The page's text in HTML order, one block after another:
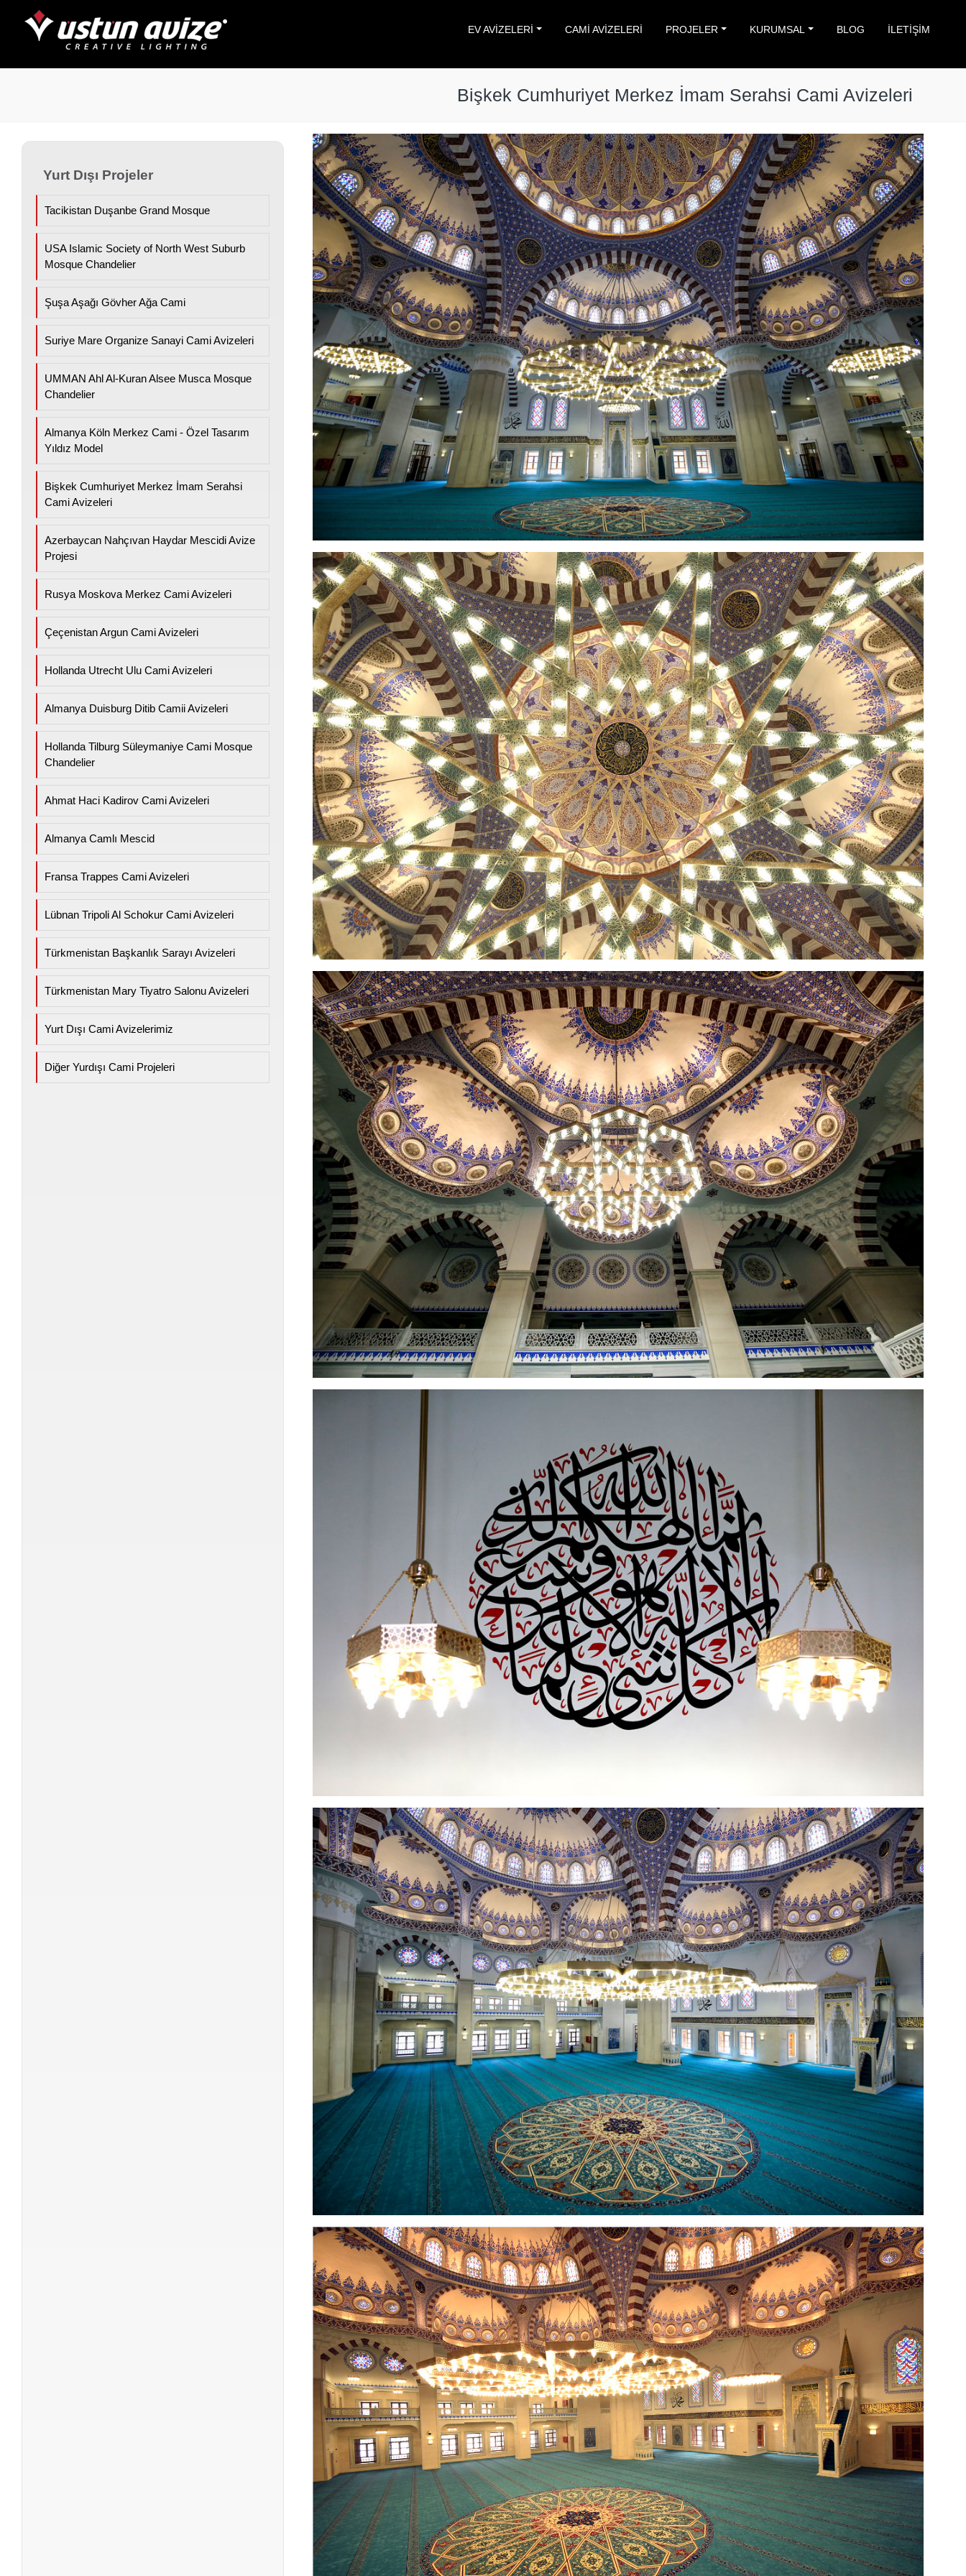
EV AVİZELERİ CAMİ AVİZELERİ PROJELER KURUMSAL BLOG İLETİŞİM
Bişkek Cumhuriyet Merkez İmam Serahsi Cami Avizeleri
Yurt Dışı Projeler
Tacikistan Duşanbe Grand Mosque
USA Islamic Society of North West Suburb
Mosque Chandelier
Şuşa Aşağı Gövher Ağa Cami
Suriye Mare Organize Sanayi Cami Avizeleri
UMMAN Ahl Al-Kuran Alsee Musca Mosque
Chandelier
Almanya Köln Merkez Cami - Özel Tasarım
Yıldız Model
Bişkek Cumhuriyet Merkez İmam Serahsi
Cami Avizeleri
Azerbaycan Nahçıvan Haydar Mescidi Avize
Projesi
Rusya Moskova Merkez Cami Avizeleri
Çeçenistan Argun Cami Avizeleri
Hollanda Utrecht Ulu Cami Avizeleri
Almanya Duisburg Ditib Camii Avizeleri
Hollanda Tilburg Süleymaniye Cami Mosque
Chandelier
Ahmat Haci Kadirov Cami Avizeleri
Almanya Camlı Mescid
Fransa Trappes Cami Avizeleri
Lübnan Tripoli Al Schokur Cami Avizeleri
Türkmenistan Başkanlık Sarayı Avizeleri
Türkmenistan Mary Tiyatro Salonu Avizeleri
Yurt Dışı Cami Avizelerimiz
Diğer Yurdışı Cami Projeleri